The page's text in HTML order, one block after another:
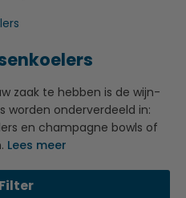
zaak te hebben is de wijn-
worden onderverdeeld in:
en champagne bowls of
Lees meer
Filter